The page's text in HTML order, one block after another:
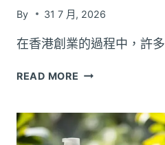
查
題？
By 31 7 月, 2026
在香港創業的過程中，許
READ MORE 【合
知】
滿